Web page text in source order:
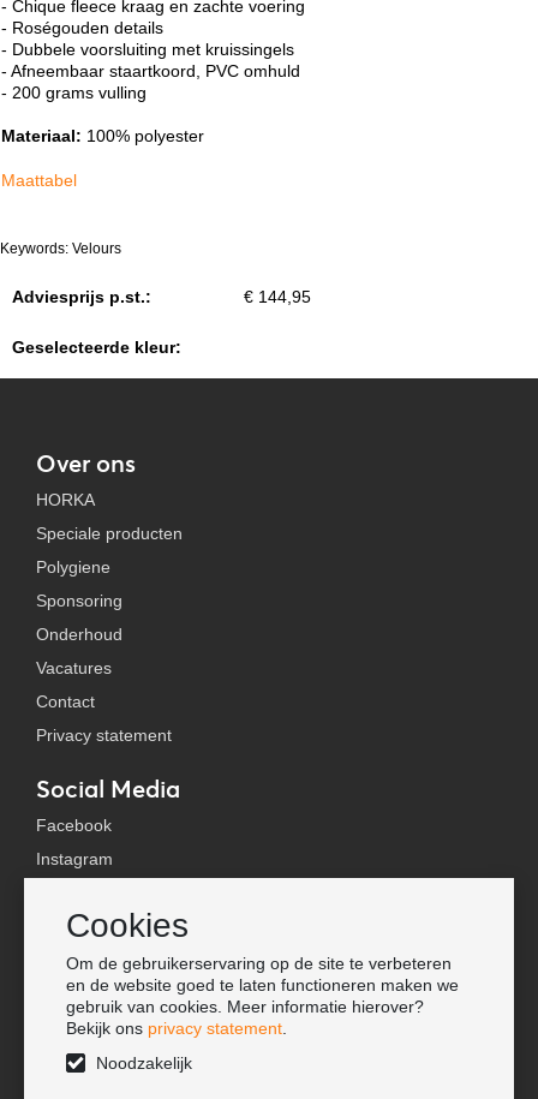
Cookies
Om de gebruikerservaring op de site te verbeteren
en de website goed te laten functioneren maken we
gebruik van cookies. Meer informatie hierover?
Bekijk ons privacy statement
Noodzakelijk
- Chique fleece kraag en zachte voering
- Roségouden details
- Dubbele voorsluiting met kruissingels
- Afneembaar staartkoord, PVC omhuld
- 200 grams vulling
Materiaal: 100% polyester
Maattabel
Keywords: Velours
Adviesprijs p.st.: € 144,95
Geselecteerde kleur:
Over ons
HORKA
Speciale producten
Polygiene
Sponsoring
Onderhoud
Vacatures
Contact
Privacy statement
Social Media
Facebook
Instagram
TikTok
Tools
Lookbook
Nieuwe klant